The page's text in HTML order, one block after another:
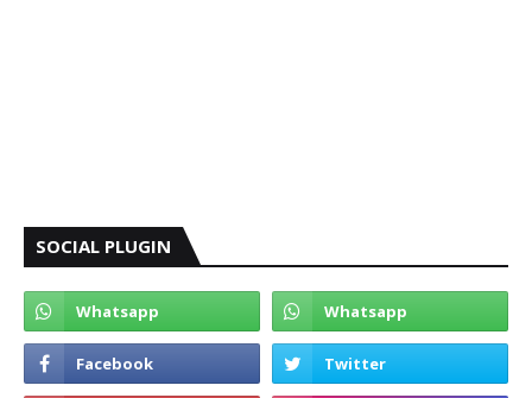
SOCIAL PLUGIN